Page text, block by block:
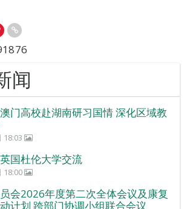
闻
门高校赴湖南研习国情 深化区域教
18:03
国杜伦大学交流
18:00
会2026年度第二次全体会议及康复
计划 跨部门协调小组联合会议